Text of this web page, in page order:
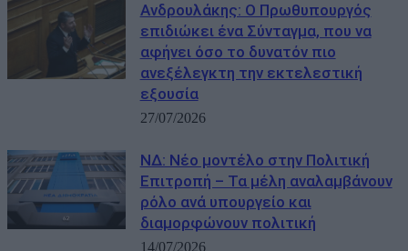
Ανδρουλάκης: Ο Πρωθυπουργός
επιδιώκει ένα Σύνταγμα, που να
αφήνει όσο το δυνατόν πιο
ανεξέλεγκτη την εκτελεστική
εξουσία
27/07/2026
ΝΔ: Νέο μοντέλο στην Πολιτική
Επιτροπή – Τα μέλη αναλαμβάνουν
ρόλο ανά υπουργείο και
διαμορφώνουν πολιτική
14/07/2026